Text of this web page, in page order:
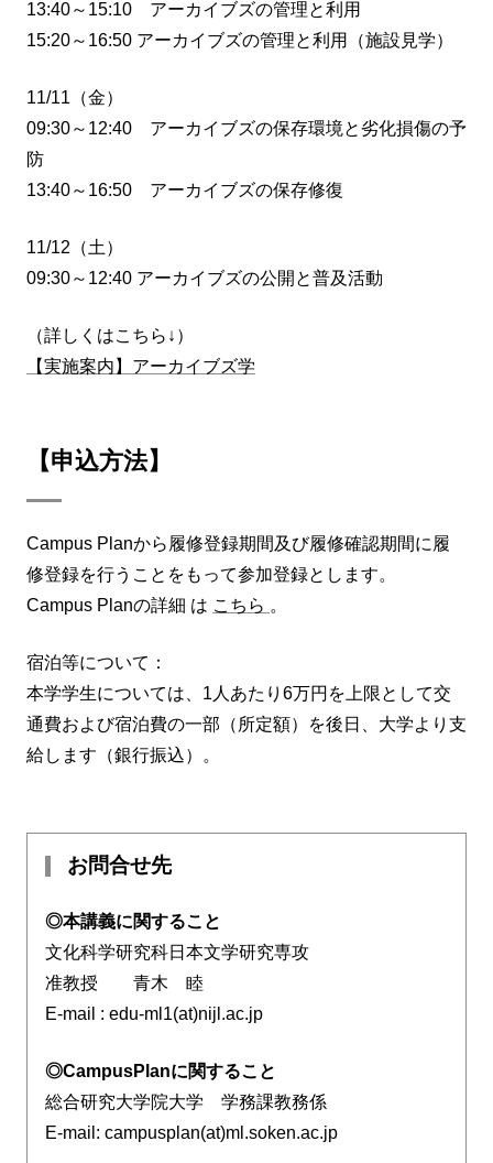
13:40～15:10 アーカイブズの管理と利用
15:20～16:50 アーカイブズの管理と利用（施設見学）
11/11（金）
09:30～12:40 アーカイブズの保存環境と劣化損傷の予
防
13:40～16:50 アーカイブズの保存修復
11/12（土）
09:30～12:40 アーカイブズの公開と普及活動
（詳しくはこちら↓）
【実施案内】アーカイブズ学
【申込方法】
Campus Planから履修登録期間及び履修確認期間に履
修登録を行うことをもって参加登録とします。
Campus Planの詳細 は こちら 。
宿泊等について：
本学学生については、1人あたり6万円を上限として交
通費および宿泊費の一部（所定額）を後日、大学より支
給します（銀行振込）。
お問合せ先
◎本講義に関すること
文化科学研究科日本文学研究専攻
准教授 青木 睦
E-mail : edu-ml1(at)nijl.ac.jp
◎CampusPlanに関すること
総合研究大学院大学 学務課教務係
E-mail: campusplan(at)ml.soken.ac.jp